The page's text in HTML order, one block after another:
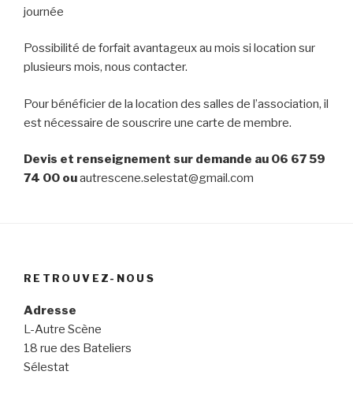
journée
Possibilité de forfait avantageux au mois si location sur
plusieurs mois, nous contacter.
Pour bénéficier de la location des salles de l’association, il
est nécessaire de souscrire une carte de membre.
Devis et renseignement sur demande au 06 67 59
74 00 ouautrescene.selestat@gmail.com
RETROUVEZ-NOUS
Adresse
L-Autre Scène
18 rue des Bateliers
Sélestat